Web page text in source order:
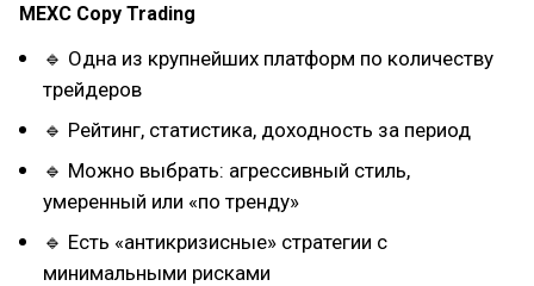
MEXC Copy Trading
🔹 Одна из крупнейших платформ по количеству
трейдеров
🔹 Рейтинг, статистика, доходность за период
🔹 Можно выбрать: агрессивный стиль,
умеренный или «по тренду»
🔹 Есть «антикризисные» стратегии с
минимальными рисками